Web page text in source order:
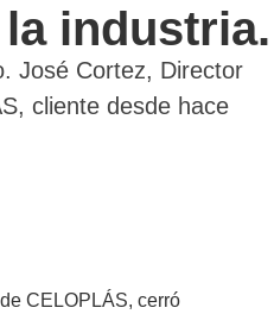
industria.
José Cortez, Director
cliente desde hace
CELOPLÁS, cerró